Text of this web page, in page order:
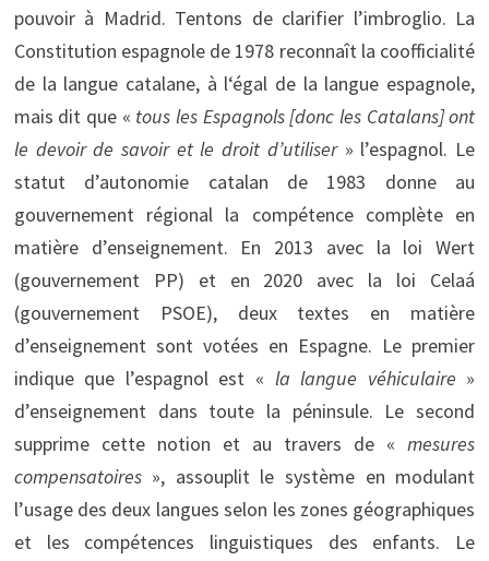
pouvoir à Madrid. Tentons de clarifier l’imbroglio. La
Constitution espagnole de 1978 reconnaît la coofficialité
de la langue catalane, à l‘égal de la langue espagnole,
mais dit que « tous les Espagnols [donc les Catalans] ont
le devoir de savoir et le droit d’utiliser» l’espagnol. Le
statut d’autonomie catalan de 1983 donne au
gouvernement régional la compétence complète en
matière d’enseignement. En 2013 avec la loi Wert
(gouvernement PP) et en 2020 avec la loi Celaá
(gouvernement PSOE), deux textes en matière
d’enseignement sont votées en Espagne. Le premier
indique que l’espagnol est « la langue véhiculaire »
d’enseignement dans toute la péninsule. Le second
supprime cette notion et au travers de « mesures
compensatoires», assouplit le système en modulant
l’usage des deux langues selon les zones géographiques
et les compétences linguistiques des enfants. Le